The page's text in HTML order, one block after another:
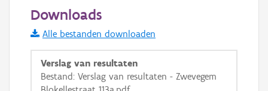
Informatie Vlaanderen
i
Downloads
Alle bestanden downloaden
Verslag van resultaten
Bestand: Verslag van resultaten - Zwevegem